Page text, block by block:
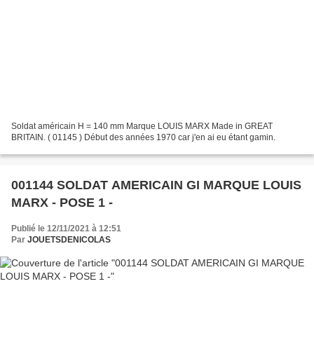
Soldat américain H = 140 mm Marque LOUIS MARX Made in GREAT
BRITAIN. ( 01145 ) Début des années 1970 car j'en ai eu étant gamin.
001144 SOLDAT AMERICAIN GI MARQUE LOUIS
MARX - POSE 1 -
Publié le 12/11/2021 à 12:51
Par JOUETSDENICOLAS